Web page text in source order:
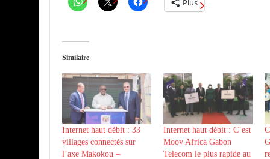
Plus
Similaire
Internet haut débit : 33
villages connectés sur
l’axe Makokou –
Internet haut débit : C’est
Moov Africa Gabon
Telecom le plus rapide au